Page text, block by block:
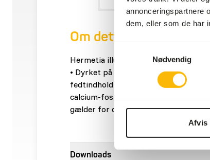
annonceringspartnere
dem, eller som de har
Nødvendig
Afvis
Om dette produkt
Hermetia illucens er det
• Dyrket på GMP+-godkendte
fedtindhold (12,9%) og højt
calcium-fosforforhold på 3,35:1.
gælder for de fleste foderinsekter.
Downloads